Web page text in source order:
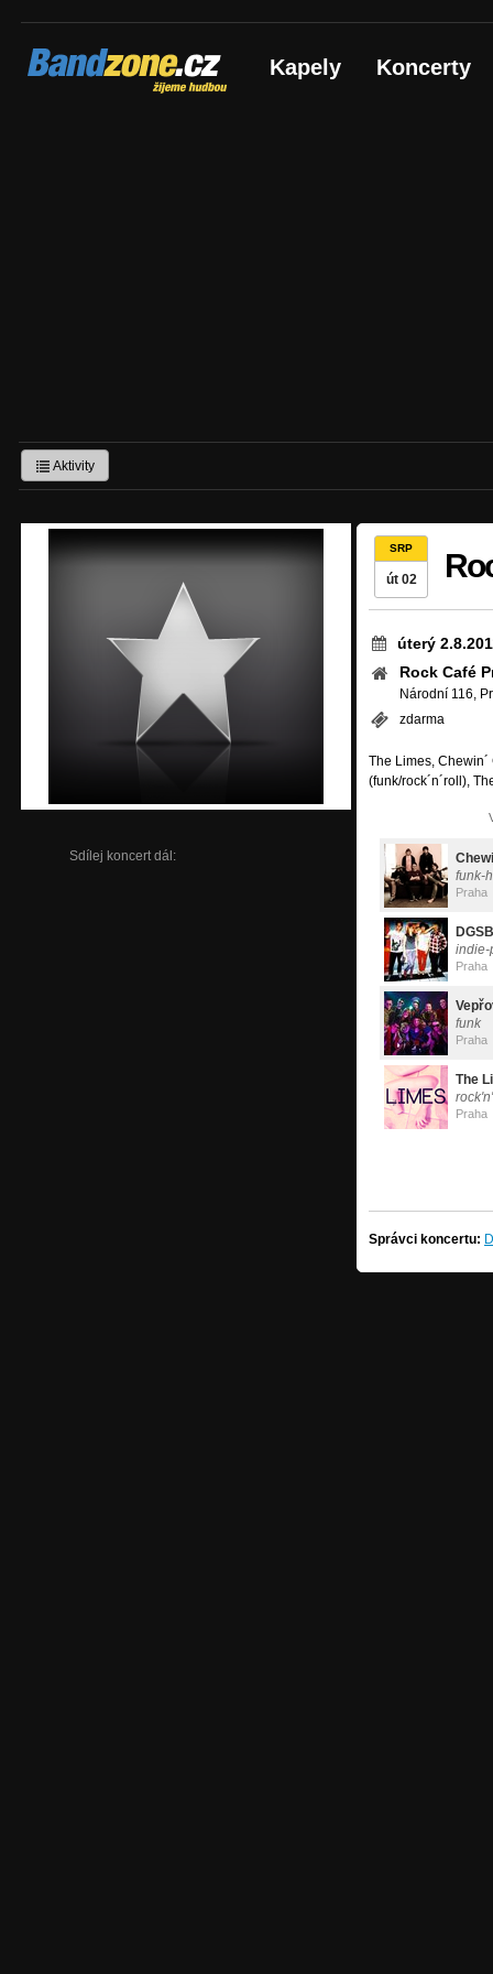
Bandzone.cz
žijeme hudbou Kapely Koncerty
Aktivity
Sdílej koncert dál:
SRP
út 02
úterý
Rock Café
Národní 116,
zdarma
The Limes,
(funk/rock´n´roll),
funk-
Praha
indie-
Praha
funk
Praha
The
Praha
Správci koncertu: